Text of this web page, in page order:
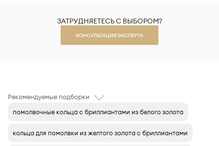
ЗАТРУДНЯЕТЕСЬ С ВЫБОРОМ?
КОНСУЛЬТАЦИЯ ЭКСПЕРТА
Рекомендуемые подборки
помолвочные кольца с бриллиантами из белого золота
кольца для помолвки из желтого золота с бриллиантами